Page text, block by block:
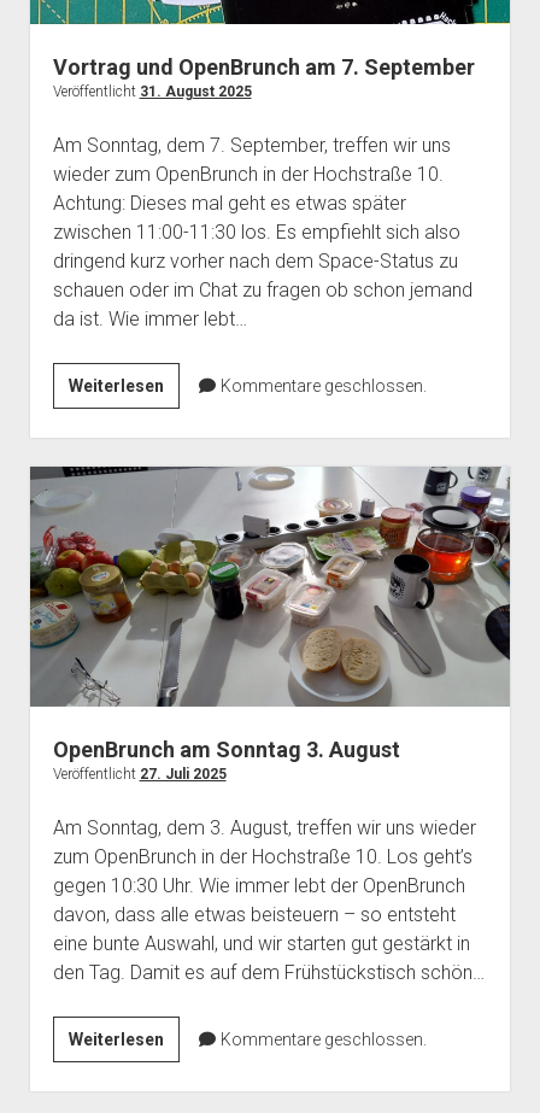
Vortrag und OpenBrunch am 7. September
Veröffentlicht 31. August 2025
Am Sonntag, dem 7. September, treffen wir uns
wieder zum OpenBrunch in der Hochstraße 10.
Achtung: Dieses mal geht es etwas später
zwischen 11:00-11:30 los. Es empfiehlt sich also
dringend kurz vorher nach dem Space-Status zu
schauen oder im Chat zu fragen ob schon jemand
da ist. Wie immer lebt…
WeiterlesenVortrag
und
OpenBrunch
am
September
Kommentare geschlossen.
OpenBrunch am Sonntag 3. August
Veröffentlicht 27. Juli 2025
Am Sonntag, dem 3. August, treffen wir uns wieder
zum OpenBrunch in der Hochstraße 10. Los geht’s
gegen 10:30 Uhr. Wie immer lebt der OpenBrunch
davon, dass alle etwas beisteuern – so entsteht
eine bunte Auswahl, und wir starten gut gestärkt in
den Tag. Damit es auf dem Frühstückstisch schön…
WeiterlesenOpenBrunch
am
Sonntag
Kommentare geschlossen.